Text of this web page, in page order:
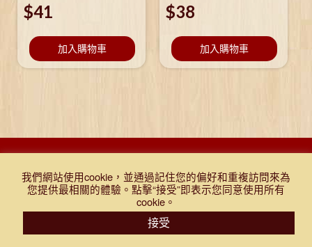
$41
加入購物車
$38
加入購物車
條款及細則| 免責聲明|門市報價表|TEST
我們網站使用cookie，並通過記住您的偏好和重複訪問來為
您提供最相關的體驗。點擊“接受”即表示您同意使用所有
cookie。
接受